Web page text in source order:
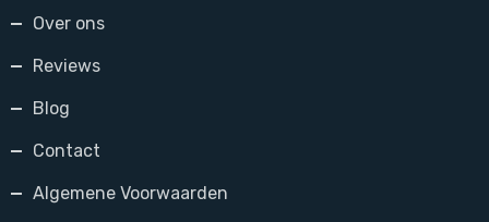
Over ons
Reviews
Blog
Contact
Algemene Voorwaarden